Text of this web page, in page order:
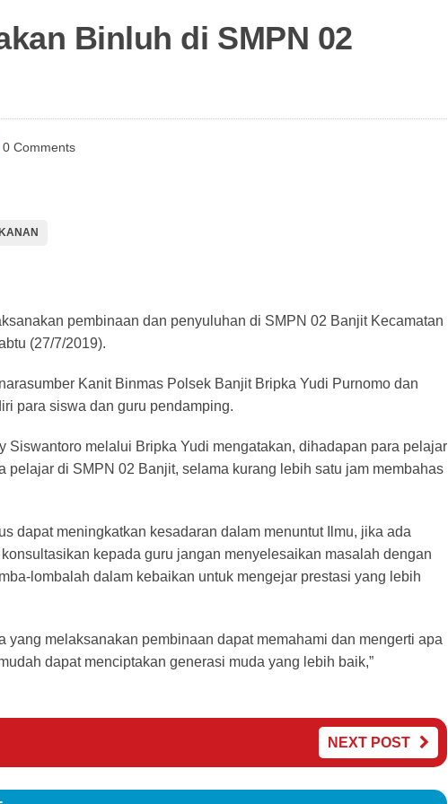
Binluh di SMPN 02
0 Comments
pembinaan dan penyuluhan di SMPN 02 Banjit Kecamatan
(27/7/2019).
Kanit Binmas Polsek Banjit Bripka Yudi Purnomo dan
para siswa dan guru pendamping.
Siswantoro melalui Bripka Yudi mengatakan, dihadapan para pelajar
pelajar di SMPN 02 Banjit, selama kurang lebih satu jam membahas
dapat meningkatkan kesadaran dalam menuntut Ilmu, jika ada
kepada guru jangan menyelesaikan masalah dengan
lombalah dalam kebaikan untuk mengejar prestasi yang lebih
yang melaksanakan pembinaan dapat memahami dan mengerti apa
dapat menciptakan generasi muda yang lebih baik,”
NEXT POST